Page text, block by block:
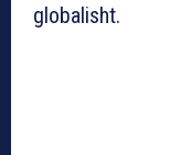
globalisht.